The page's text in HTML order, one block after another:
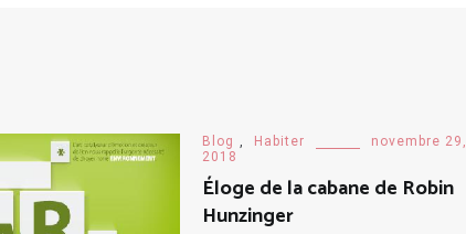
Blog , Habiter
novembre 29,
2018
Éloge de la cabane de Robin
Hunzinger